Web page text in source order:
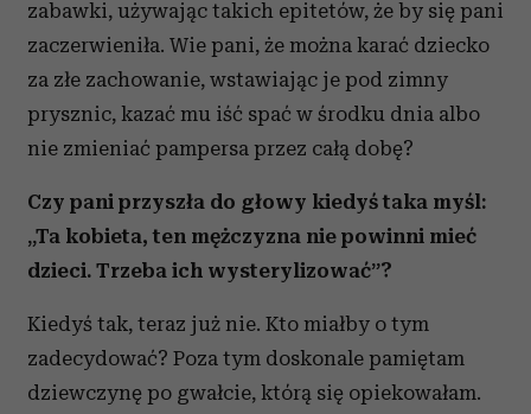
zabawki, używając takich epitetów, że by się pani
zaczerwieniła. Wie pani, że można karać dziecko
za złe zachowanie, wstawiając je pod zimny
prysznic, kazać mu iść spać w środku dnia albo
nie zmieniać pampersa przez całą dobę?
Czy pani przyszła do głowy kiedyś taka myśl:
„Ta kobieta, ten mężczyzna nie powinni mieć
dzieci. Trzeba ich wysterylizować”?
Kiedyś tak, teraz już nie. Kto miałby o tym
zadecydować? Poza tym doskonale pamiętam
dziewczynę po gwałcie, którą się opiekowałam.